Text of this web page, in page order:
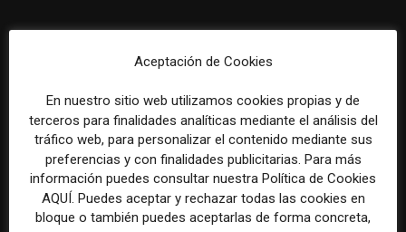
AP actualiza sus normas
sobre inteligencia artificial
Los mercados de predicción
dan el salto a los medios con
Aceptación de Cookies
En nuestro sitio web utilizamos cookies propias y de
terceros para finalidades analíticas mediante el análisis del
tráfico web, para personalizar el contenido mediante sus
preferencias y con finalidades publicitarias. Para más
información puedes consultar nuestra Política de Cookies
AQUÍ. Puedes aceptar y rechazar todas las cookies en
bloque o también puedes aceptarlas de forma concreta,